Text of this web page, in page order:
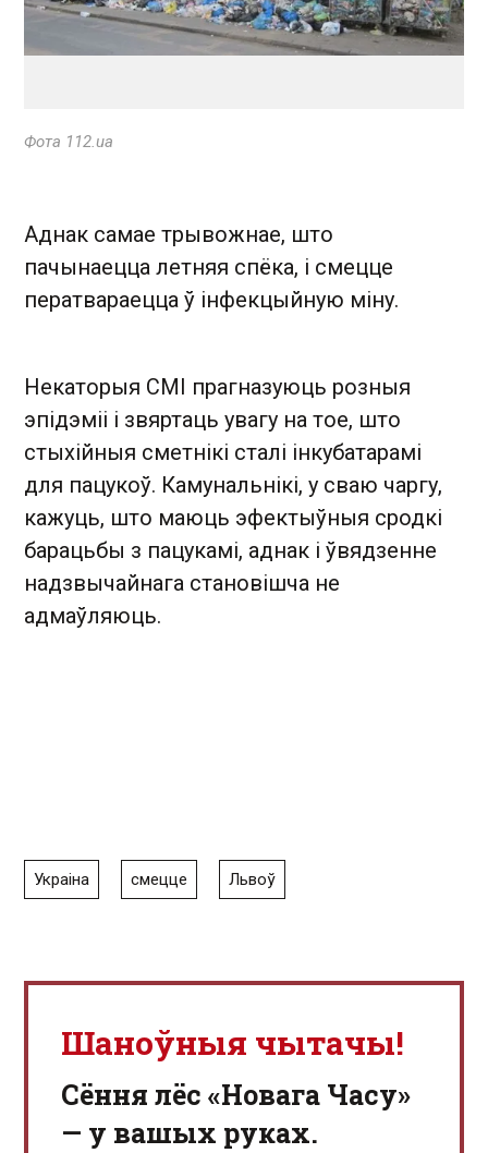
Фота 112.ua
Аднак самае трывожнае, што
пачынаецца летняя спёка, і смецце
ператвараецца ў інфекцыйную міну.
Некаторыя СМІ прагназуюць розныя
эпідэміі і звяртаць увагу на тое, што
стыхійныя сметнікі сталі інкубатарамі
для пацукоў. Камунальнікі, у сваю чаргу,
кажуць, што маюць эфектыўныя сродкі
барацьбы з пацукамі, аднак і ўвядзенне
надзвычайнага становішча не
адмаўляюць.
Украіна смецце Львоў
Шаноўныя чытачы!
Сёння лёс «Новага Часу»
— у вашых руках.